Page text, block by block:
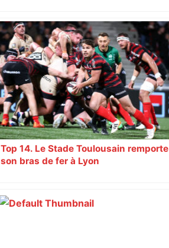
Top 14. Le Stade Toulousain remporte
son bras de fer à Lyon